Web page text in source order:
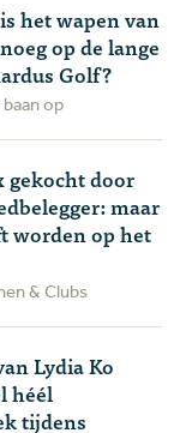
het wapen van
op de lange
Golf?
baan op
gekocht door
maar
worden op het
& Clubs
Lydia Ko
héél
tijdens